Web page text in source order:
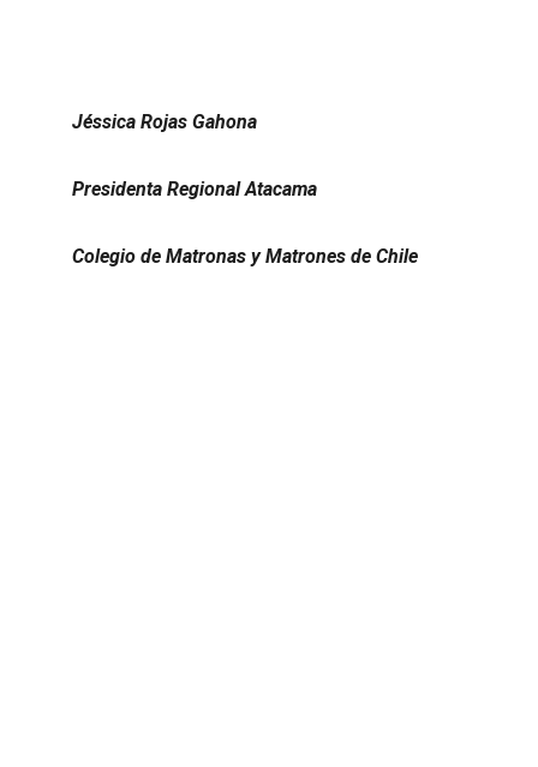
Jéssica Rojas Gahona
Presidenta Regional Atacama
Colegio de Matronas y Matrones de Chile